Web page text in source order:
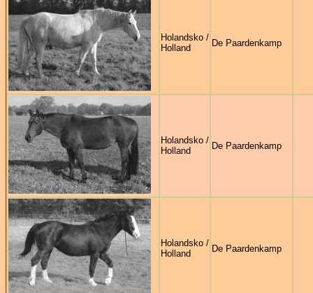
Holandsko /
Holland
De Paardenkamp
Holandsko /
Holland
De Paardenkamp
Holandsko /
Holland
De Paardenkamp